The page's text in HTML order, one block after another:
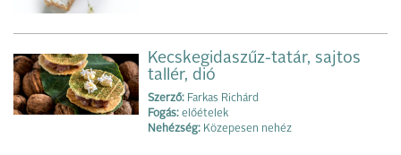
Kecskegidaszűz-tatár, sajtos
tallér, dió
Szerző: Farkas Richárd
Fogás: előételek
Nehézség: Közepesen nehéz